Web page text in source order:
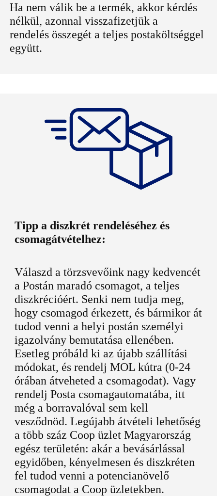
Ha nem válik be a termék, akkor kérdés
nélkül, azonnal visszafizetjük a
rendelés összegét a teljes postaköltséggel
együtt.
Tipp a diszkrét rendeléséhez és
csomagátvételhez:
Válaszd a törzsvevőink nagy kedvencét
a Postán maradó csomagot, a teljes
diszkrécióért. Senki nem tudja meg,
hogy csomagod érkezett, és bármikor át
tudod venni a helyi postán személyi
igazolvány bemutatása ellenében.
Esetleg próbáld ki az újabb szállítási
módokat, és rendelj MOL kútra (0-24
órában átveheted a csomagodat). Vagy
rendelj Posta csomagautomatába, itt
még a borravalóval sem kell
vesződnöd. Legújabb átvételi lehetőség
a több száz Coop üzlet Magyarország
egész területén: akár a bevásárlással
egyidőben, kényelmesen és diszkréten
fel tudod venni a potencianövelő
csomagodat a Coop üzletekben.